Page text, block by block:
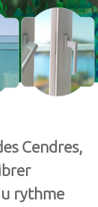
Cendres,
rythme